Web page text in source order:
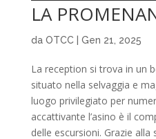
LA
da OTCC| Gen 21, 2025
La reception si trova in un
situato nella selvaggia e
luogo privilegiato per
accattivante l’asino è il
delle escursioni. Grazie alla